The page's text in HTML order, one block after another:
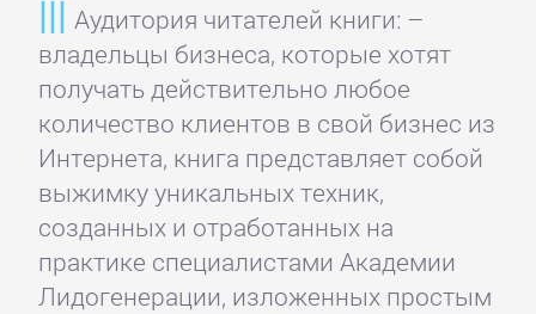
Аудитория читателей книги: –
владельцы бизнеса, которые хотят
получать действительно любое
количество клиентов в свой бизнес из
Интернета, книга представляет собой
выжимку уникальных техник,
созданных и отработанных на
практике специалистами Академии
Лидогенерации, изложенных простым